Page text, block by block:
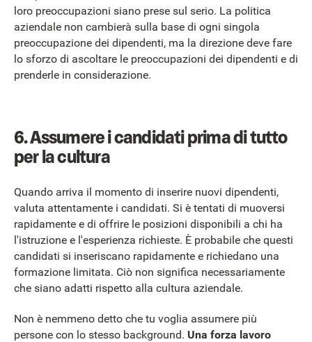
loro preoccupazioni siano prese sul serio. La politica
aziendale non cambierà sulla base di ogni singola
preoccupazione dei dipendenti, ma la direzione deve fare
lo sforzo di ascoltare le preoccupazioni dei dipendenti e di
prenderle in considerazione.
6. Assumere i candidati prima di tutto
per la cultura
Quando arriva il momento di inserire nuovi dipendenti,
valuta attentamente i candidati. Si è tentati di muoversi
rapidamente e di offrire le posizioni disponibili a chi ha
l'istruzione e l'esperienza richieste. È probabile che questi
candidati si inseriscano rapidamente e richiedano una
formazione limitata. Ciò non significa necessariamente
che siano adatti rispetto alla cultura aziendale.
Non è nemmeno detto che tu voglia assumere più
persone con lo stesso background. Una forza lavoro